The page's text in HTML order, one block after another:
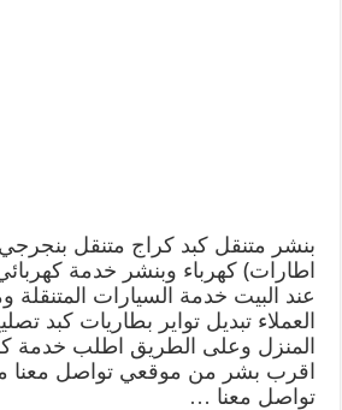
بنشر متنقل كبد كراج متنقل بنجرجي
اطارات) كهرباء وبنشر خدمة
عند البيت خدمة السيارات المتنقلة
العملاء تبديل تواير بطاريات كبد
المنزل وعلى الطريق اطلب خدمة
تواصل معنا …